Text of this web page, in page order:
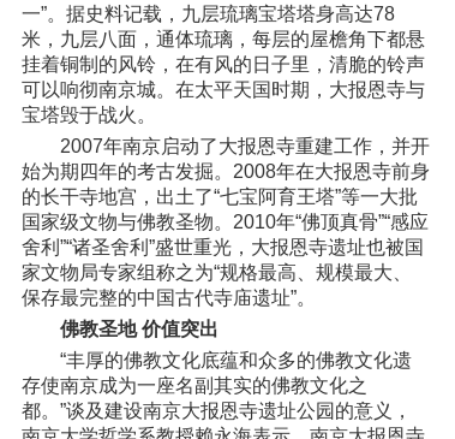
一”。据史料记载，九层琉璃宝塔塔身高达78
米，九层八面，通体琉璃，每层的屋檐角下都悬
挂着铜制的风铃，在有风的日子里，清脆的铃声
可以响彻南京城。在太平天国时期，大报恩寺与
宝塔毁于战火。
2007年南京启动了大报恩寺重建工作，并开
始为期四年的考古发掘。2008年在大报恩寺前身
的长干寺地宫，出土了“七宝阿育王塔”等一大批
国家级文物与佛教圣物。2010年“佛顶真骨”“感应
舍利”“诸圣舍利”盛世重光，大报恩寺遗址也被国
家文物局专家组称之为“规格最高、规模最大、
保存最完整的中国古代寺庙遗址”。
佛教圣地 价值突出
“丰厚的佛教文化底蕴和众多的佛教文化遗
存使南京成为一座名副其实的佛教文化之
都。”谈及建设南京大报恩寺遗址公园的意义，